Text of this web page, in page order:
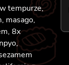
tempurze,
masago,
8x